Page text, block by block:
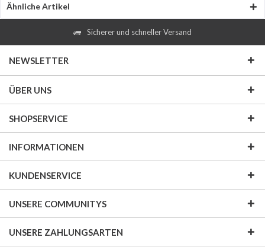
Ähnliche Artikel
Sicherer und schneller Versand
NEWSLETTER
ÜBER UNS
SHOPSERVICE
INFORMATIONEN
KUNDENSERVICE
UNSERE COMMUNITYS
UNSERE ZAHLUNGSARTEN